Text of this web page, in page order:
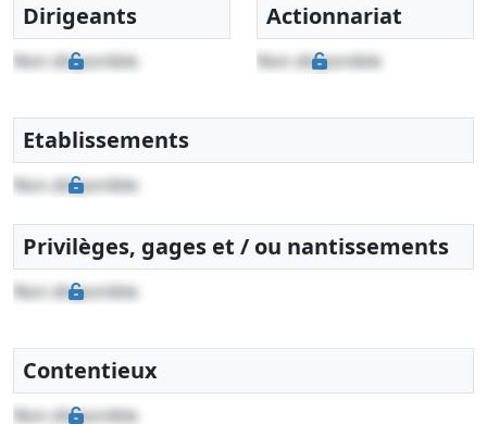
Dirigeants
Non disponible
Actionnariat
Non disponible
Etablissements
Non disponible
Privilèges, gages et / ou nantissements
Non disponible
Contentieux
Non disponible